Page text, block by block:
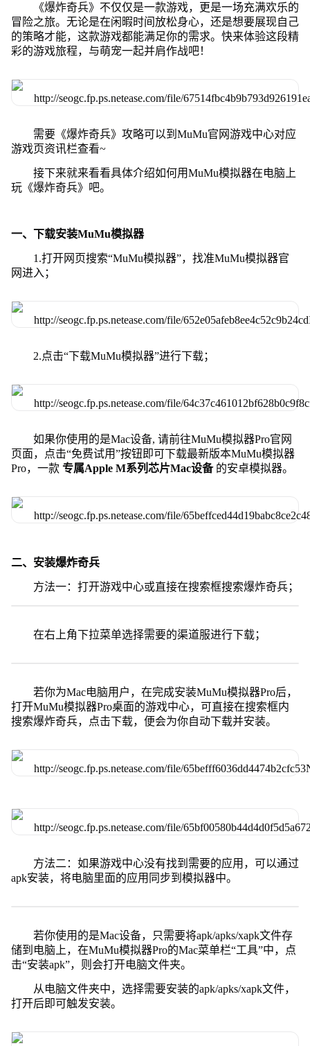
《爆炸奇兵》不仅仅是一款游戏，更是一场充满欢乐的
冒险之旅。无论是在闲暇时间放松身心，还是想要展现自己
的策略才能，这款游戏都能满足你的需求。快来体验这段精
彩的游戏旅程，与萌宠一起并肩作战吧！
需要《爆炸奇兵》攻略可以到MuMu官网游戏中心对应
游戏页资讯栏查看~
接下来就来看看具体介绍如何用MuMu模拟器在电脑上
玩《爆炸奇兵》吧。
一、下载安装MuMu模拟器
1.打开网页搜索“MuMu模拟器”，找准MuMu模拟器官
网进入；
2.点击“下载MuMu模拟器”进行下载；
如果你使用的是Mac设备, 请前往MuMu模拟器Pro官网
页面，点击“免费试用”按钮即可下载最新版本MuMu模拟器
Pro，一款 专属Apple M系列芯片Mac设备 的安卓模拟器。
二、安装爆炸奇兵
方法一：打开游戏中心或直接在搜索框搜索爆炸奇兵；
在右上角下拉菜单选择需要的渠道服进行下载；
若你为Mac电脑用户，在完成安装MuMu模拟器Pro后，
打开MuMu模拟器Pro桌面的游戏中心，可直接在搜索框内
搜索爆炸奇兵，点击下载，便会为你自动下载并安装。
方法二：如果游戏中心没有找到需要的应用，可以通过
apk安装，将电脑里面的应用同步到模拟器中。
若你使用的是Mac设备，只需要将apk/apks/xapk文件存
储到电脑上，在MuMu模拟器Pro的Mac菜单栏“工具”中，点
击“安装apk”，则会打开电脑文件夹。
从电脑文件夹中，选择需要安装的apk/apks/xapk文件，
打开后即可触发安装。